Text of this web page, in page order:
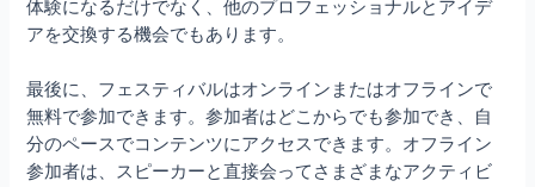
体験になるだけでなく、他のプロフェッショナルとアイデ
アを交換する機会でもあります。
最後に、フェスティバルはオンラインまたはオフラインで
無料で参加できます。参加者はどこからでも参加でき、自
分のペースでコンテンツにアクセスできます。オフライン
参加者は、スピーカーと直接会ってさまざまなアクティビ